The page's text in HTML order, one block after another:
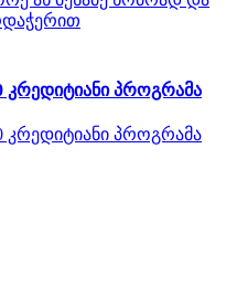
კრედიტიანი პროგრამა
კრედიტიანი პროგრამა